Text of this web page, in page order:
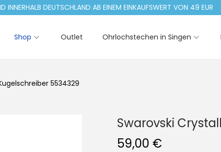
DEUTSCHLAND AB EINEM EINKAUFSWERT VON 49 EUR
Shop Outlet Ohrlochstechen in Singen
5534329
Swarovski
59,00 €